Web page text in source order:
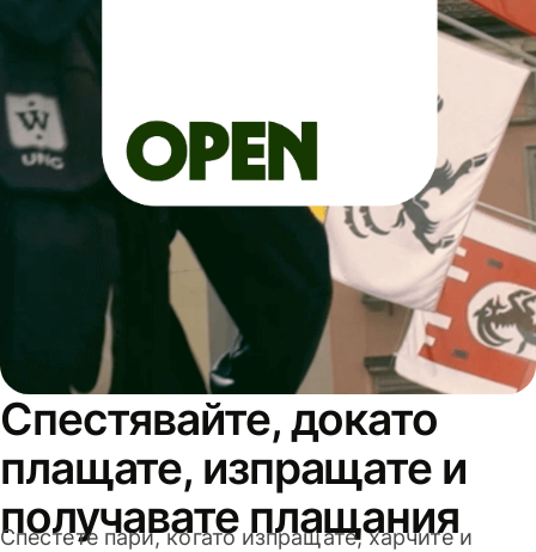
Спестявайте, докато
плащате, изпращате и
получавате плащания
Спестете пари, когато изпращате, харчите и